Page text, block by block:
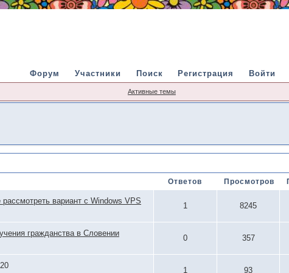
Форум Участники Поиск Регистрация Войти
Активные темы
Ответов Просмотров
вариант с Windows VPS
1 8245
гражданства в Словении
0 357
1 93